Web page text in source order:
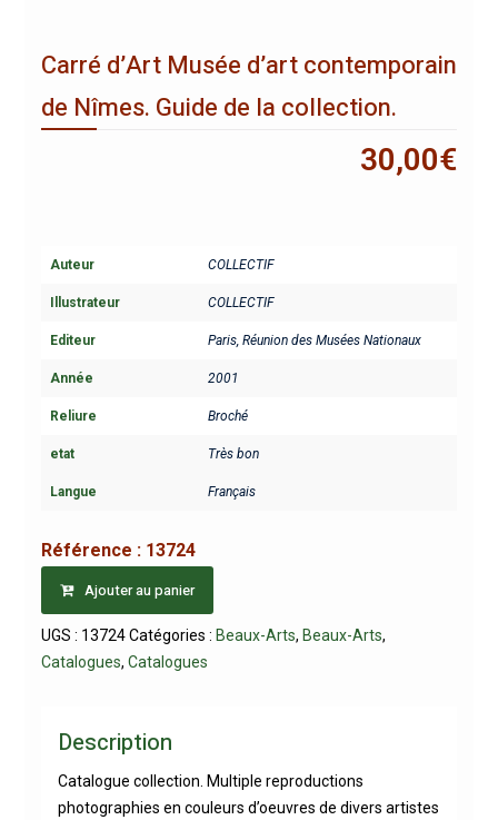
Carré d’Art Musée d’art contemporain
de Nîmes. Guide de la collection.
30,00€
Auteur COLLECTIF
Illustrateur COLLECTIF
Editeur Paris, Réunion des Musées Nationaux
Année 2001
Reliure Broché
etat Très bon
Langue Français
Référence : 13724
Ajouter au panier
UGS : 13724 Catégories : Beaux-Arts, Beaux-Arts,
Catalogues, Catalogues
Description
Catalogue collection. Multiple reproductions
photographies en couleurs d’oeuvres de divers artistes